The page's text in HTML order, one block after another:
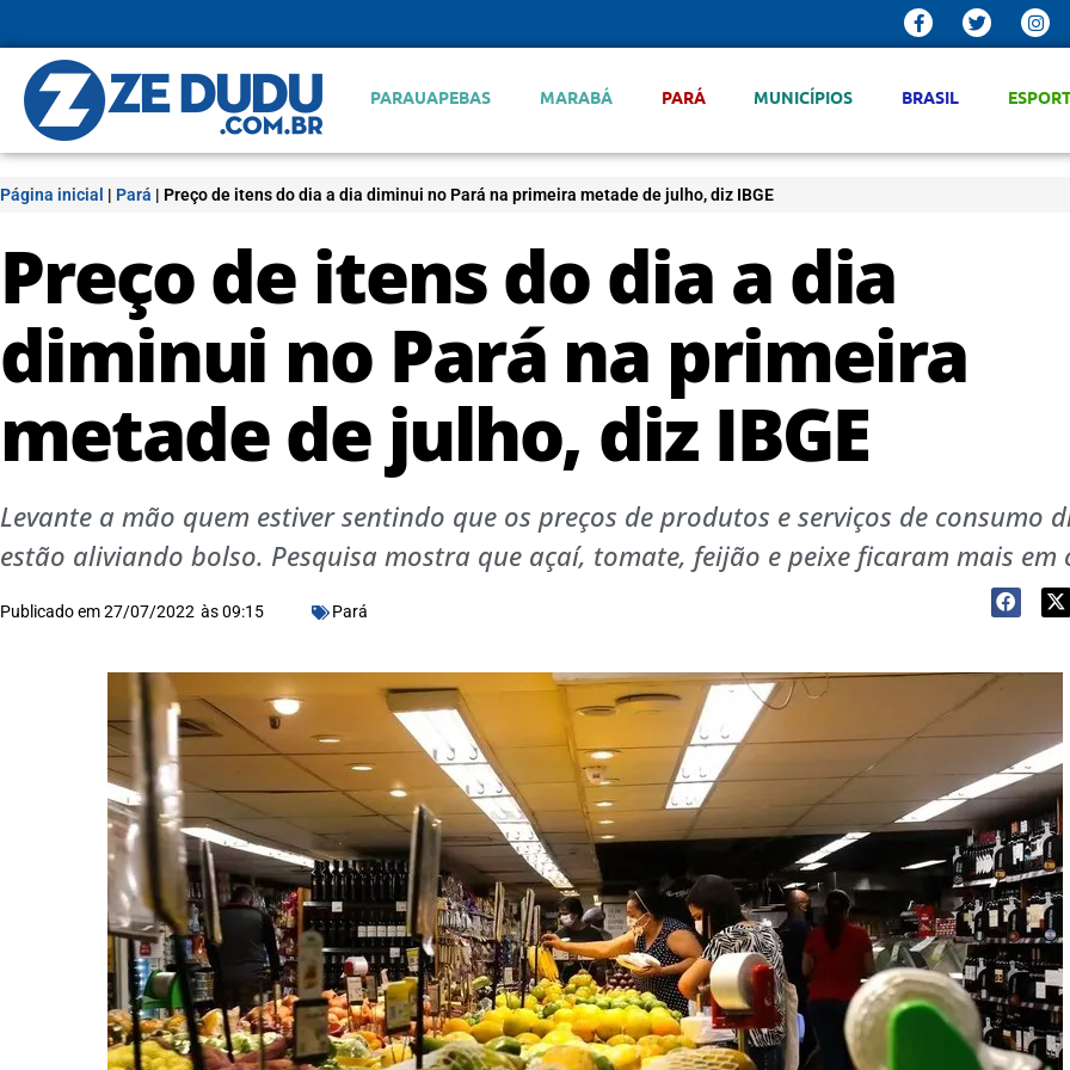
PARAUAPEBAS MARABÁ PARÁ MUNICÍPIOS BRASIL
Página inicial | Pará | Preço de itens do dia a dia diminui no Pará na primeira metade de julho, diz IBGE
Preço de itens do dia a dia
diminui no Pará na primeira
metade de julho, diz IBGE
Levante a mão quem estiver sentindo que os preços de produtos e serviços de consumo
estão aliviando bolso. Pesquisa mostra que açaí, tomate, feijão e peixe ficaram mais em
Publicado em27/07/2022 às09:15 Pará